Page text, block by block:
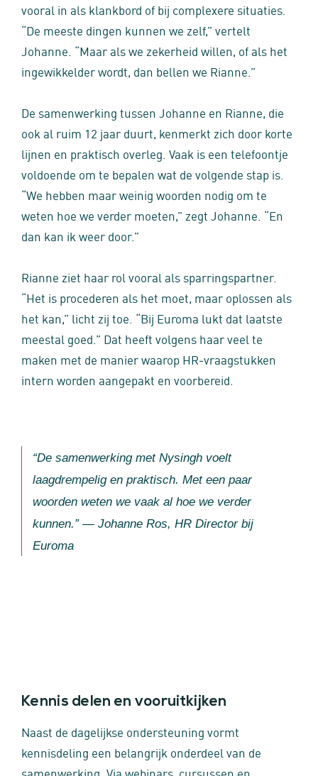
vooral in als klankbord of bij complexere situaties.
“De meeste dingen kunnen we zelf,” vertelt
Johanne. “Maar als we zekerheid willen, of als het
ingewikkelder wordt, dan bellen we Rianne.”
De samenwerking tussen Johanne en Rianne, die
ook al ruim 12 jaar duurt, kenmerkt zich door korte
lijnen en praktisch overleg. Vaak is een telefoontje
voldoende om te bepalen wat de volgende stap is.
“We hebben maar weinig woorden nodig om te
weten hoe we verder moeten,” zegt Johanne. “En
dan kan ik weer door.”
Rianne ziet haar rol vooral als sparringspartner.
“Het is procederen als het moet, maar oplossen als
het kan,” licht zij toe. “Bij Euroma lukt dat laatste
meestal goed.” Dat heeft volgens haar veel te
maken met de manier waarop HR‑vraagstukken
intern worden aangepakt en voorbereid.
“De samenwerking met Nysingh voelt
laagdrempelig en praktisch. Met een paar
woorden weten we vaak al hoe we verder
kunnen.” — Johanne Ros, HR Director bij
Euroma
Kennis delen en vooruitkijken
Naast de dagelijkse ondersteuning vormt
kennisdeling een belangrijk onderdeel van de
samenwerking. Via webinars, cursussen en